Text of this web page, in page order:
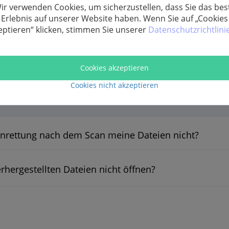
durch die neu geschriebenen Daten auf dieser
haben Sie einige Dateien auf einer externen
Dateien darauf gespeichert haben, dann
werden können, hängt also nicht davon ab, wie
zu verwenden, um die gescannten Ergebnisse tief
markiert).
nach dem Scan meine Dateien nicht?
Dateien nicht öffnen?
verwenden Cookies, um sicherzustellen, dass Sie das
Erlebnis auf unserer Website haben. Wenn Sie auf „Cookies
klicken, stimmen Sie unserer
Cookies akzeptieren
Cookies nicht akzeptieren